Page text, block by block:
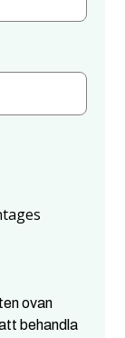
ovan
behandla